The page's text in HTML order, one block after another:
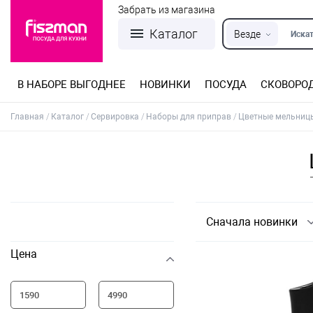
Каталог Везде
Забрать из магазина
В НАБОРЕ ВЫГОДНЕЕ НОВИНКИ ПОСУДА
Главная Каталог Сервировка Наборы для приправ Цветные
Цена
Сначала новинки